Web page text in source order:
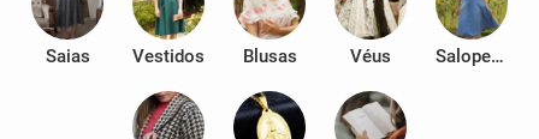
Saias Vestidos Blusas Véus Salopetes